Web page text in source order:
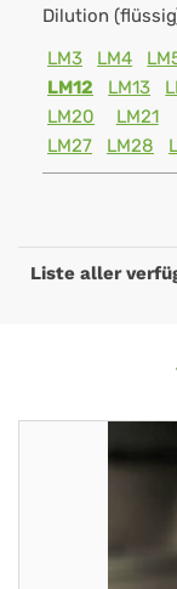
Dilution
LM3
LM4
LM12
LM13
LM20
LM21
LM27
LM28
Liste aller